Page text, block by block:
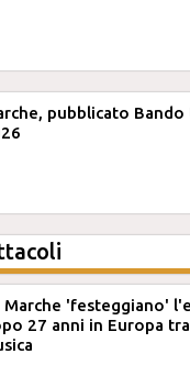
pubblicato Bando
Marche 'festeggiano'
27 anni in Europa